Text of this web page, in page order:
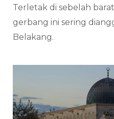
Terletak di sebelah
gerbang ini sering
Belakang.